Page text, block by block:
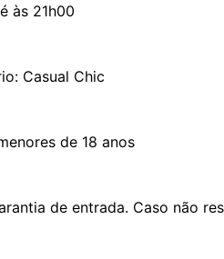
às 21h00
Casual Chic
de 18 anos
de entrada. Caso não